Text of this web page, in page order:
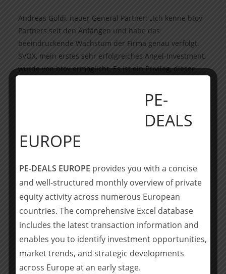
Andreas Göldi, neuer General Partner: „Ich kenne btov
Partners seit den Anfängen und habe das
beeindruckende Wachstum der Firma genau verfolgt.
SVOX, mein erstes sehr erfolgreiches Angel-Investment,
wurde von btov ermöglicht. Es ist ein Privileg, dieser
Fondsgeneration beizutreten. Die europäische
Gründerszene strotzt nur so vor Energie und
technischer Exzellenz und wir sind in einer perfekten
sehr wettbewerbsintensiv geworden und wir sehen,
dass wir uns durch unsere einzigartige Kombination
aus internem Fachwissen und unserem Netzwerk aus
einigen der erfahrensten europäischen Unternehmern
wirklich von anderen abheben. Das ist nicht über Nacht
entstanden – wir haben es seit zwei Jahrzehnten
aufgebaut.“
Der neue Fonds investiert bereits seit etwa einem Jahr
PE-
DEALS
EUROPE
PE-DEALS EUROPE provides you with a concise
and well-structured monthly overview of private
equity activity across numerous European
countries. The comprehensive Excel database
includes the latest transaction information and
enables you to identify investment opportunities,
market trends, and strategic developments
across Europe at an early stage.